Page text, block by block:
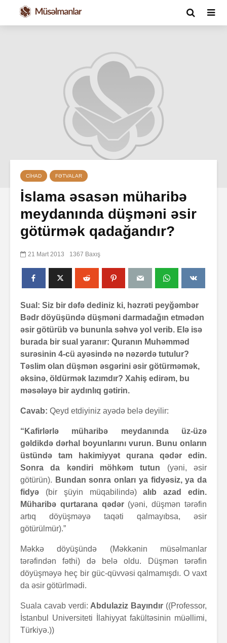
CIHAD FƏTVALAR
İslama əsasən müharibə
meydanında düşməni əsir
götürmək qadağandır?
21 Mart 2013 1367 Baxış
Sual: Siz bir dəfə dediniz ki, həzrəti peyğəmbər
Bədr döyüşündə düşməni darmadağın etmədən
əsir götürüb və bununla səhvə yol verib. Elə isə
burada bir sual yaranır: Quranın Muhəmməd
surəsinin 4-cü ayəsində nə nəzərdə tutulur?
Təslim olan düşmən əsgərini əsir götürməmək,
əksinə, öldürmək lazımdır? Xahiş edirəm, bu
məsələyə bir aydınlıq gətirin.
Cavab: Qeyd etdiyiniz ayədə belə deyilir:
“Kafirlərlə müharibə meydanında üz-üzə
gəldikdə dərhal boyunlarını vurun. Bunu onların
üstündə tam hakimiyyət qurana qədər edin.
Sonra da kəndiri möhkəm tutun (yəni, əsir
götürün). Bundan sonra onları ya fidyəsiz, ya da
fidyə (bir şüyin müqabilində)alıb azad edin.
Müharibə qurtarana qədər(yəni, düşmən tərəfin
artıq döyüşməyə taqəti qalmayıbsa, əsir
götürülmür).”
Məkkə döyüşündə (Məkkənin müsəlmanlar
tərəfindən fəthi) də belə oldu. Düşmən tərəfin
döyüşməyə heç bir güc-qüvvəsi qalmamışdı. O vaxt
da əsir götürlmədi.
Suala cavab verdi: Abdulaziz Bayındır ((Professor,
İstanbul Universiteti İlahiyyat fakültəsinin müəllimi,
Türkiyə.))